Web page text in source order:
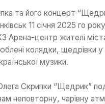
та його концерт
11 січня 2025 го
Арена-центр жителі
колядки, щедрівки у
музики.
Скрипки “Щедрик”
неповторну, чарівну